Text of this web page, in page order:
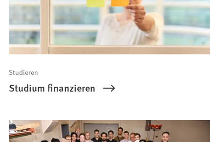
Studieren
Studium finanzieren